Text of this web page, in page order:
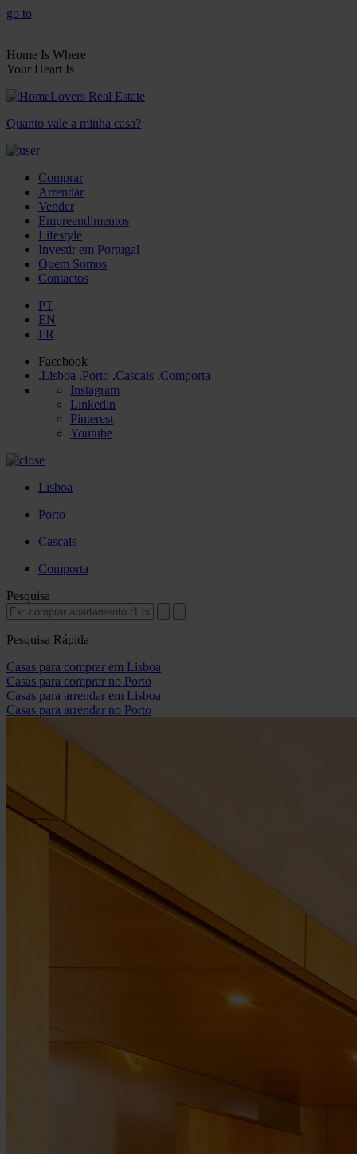
go to
Home Is Where
Your Heart Is
Quanto vale a minha casa?
Comprar
Arrendar
Vender
Empreendimentos
Lifestyle
Investir em Portugal
Quem Somos
Contactos
PT
EN
FR
Facebook
.Lisboa .Porto .Cascais .Comporta
Instagram
Linkedin
Pinterest
Youtube
Lisboa
Porto
Cascais
Comporta
Pesquisa
Pesquisa Rápida
Casas para comprar em Lisboa
Casas para comprar no Porto
Casas para arrendar em Lisboa
Casas para arrendar no Porto